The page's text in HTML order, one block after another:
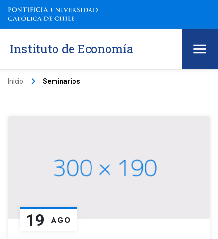
Instituto de Economía
Inicio keyboard_arrow_right Seminarios
19 AGO